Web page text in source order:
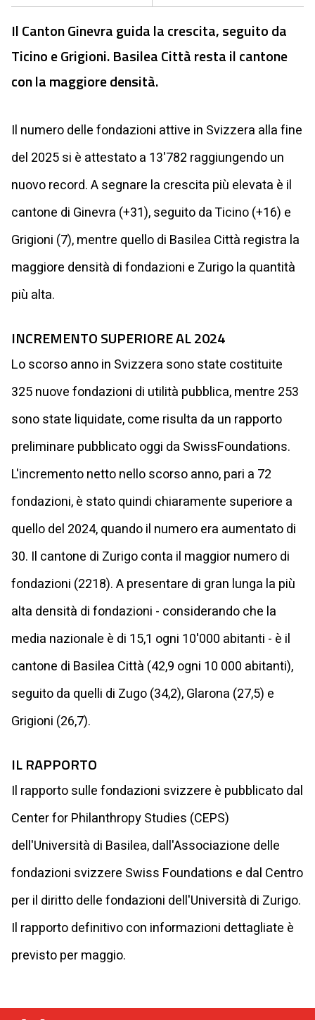
Il Canton Ginevra guida la crescita, seguito da
Ticino e Grigioni. Basilea Città resta il cantone
con la maggiore densità.
Il numero delle fondazioni attive in Svizzera alla fine
del 2025 si è attestato a 13'782 raggiungendo un
nuovo record. A segnare la crescita più elevata è il
cantone di Ginevra (+31), seguito da Ticino (+16) e
Grigioni (7), mentre quello di Basilea Città registra la
maggiore densità di fondazioni e Zurigo la quantità
più alta.
INCREMENTO SUPERIORE AL 2024
Lo scorso anno in Svizzera sono state costituite
325 nuove fondazioni di utilità pubblica, mentre 253
sono state liquidate, come risulta da un rapporto
preliminare pubblicato oggi da SwissFoundations.
L'incremento netto nello scorso anno, pari a 72
fondazioni, è stato quindi chiaramente superiore a
quello del 2024, quando il numero era aumentato di
30. Il cantone di Zurigo conta il maggior numero di
fondazioni (2218). A presentare di gran lunga la più
alta densità di fondazioni - considerando che la
media nazionale è di 15,1 ogni 10'000 abitanti - è il
cantone di Basilea Città (42,9 ogni 10 000 abitanti),
seguito da quelli di Zugo (34,2), Glarona (27,5) e
Grigioni (26,7).
IL RAPPORTO
Il rapporto sulle fondazioni svizzere è pubblicato dal
Center for Philanthropy Studies (CEPS)
dell'Università di Basilea, dall'Associazione delle
fondazioni svizzere Swiss Foundations e dal Centro
per il diritto delle fondazioni dell'Università di Zurigo.
Il rapporto definitivo con informazioni dettagliate è
previsto per maggio.